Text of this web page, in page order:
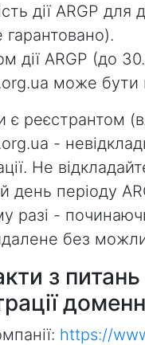
дії ARGP
гарантовано).
дії ARGP (до
може бути
є реєстрантом
-
Не
день періоду
разі -
без
з
https://